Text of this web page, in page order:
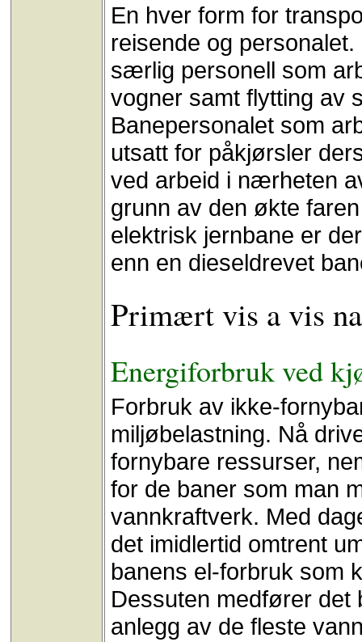
En hver form for
reisende og
særlig personell som
vogner samt flytting av
Banepersonalet som
utsatt for påkjørsler
ved arbeid i nærheten
grunn av den økte
elektrisk jernbane er
enn en dieseldrevet
Primært vis a vis
Energiforbruk ved
Forbruk av ikke-
miljøbelastning. Nå
fornybare ressurser,
for de baner som man
vannkraftverk. Med
det imidlertid omtrent
banens el-forbruk som
Dessuten medfører det
anlegg av de fleste